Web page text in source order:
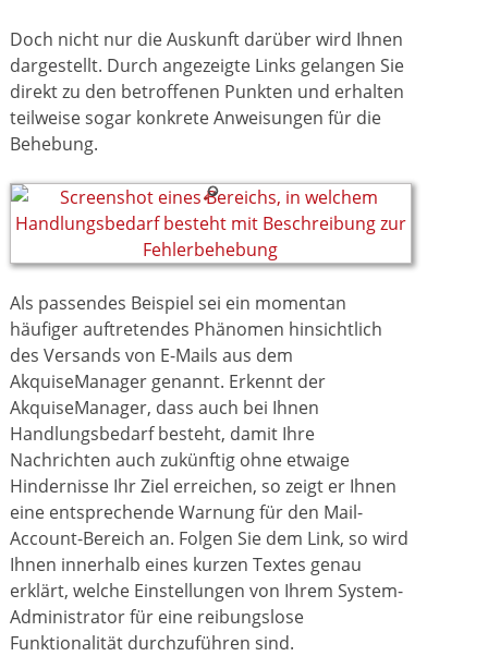
Doch nicht nur die Auskunft darüber wird Ihnen
dargestellt. Durch angezeigte Links gelangen Sie
direkt zu den betroffenen Punkten und erhalten
teilweise sogar konkrete Anweisungen für die
Behebung.
Als passendes Beispiel sei ein momentan
häufiger auftretendes Phänomen hinsichtlich
des Versands von E-Mails aus dem
AkquiseManager genannt. Erkennt der
AkquiseManager, dass auch bei Ihnen
Handlungsbedarf besteht, damit Ihre
Nachrichten auch zukünftig ohne etwaige
Hindernisse Ihr Ziel erreichen, so zeigt er Ihnen
eine entsprechende Warnung für den Mail-
Account-Bereich an. Folgen Sie dem Link, so wird
Ihnen innerhalb eines kurzen Textes genau
erklärt, welche Einstellungen von Ihrem System-
Administrator für eine reibungslose
Funktionalität durchzuführen sind.